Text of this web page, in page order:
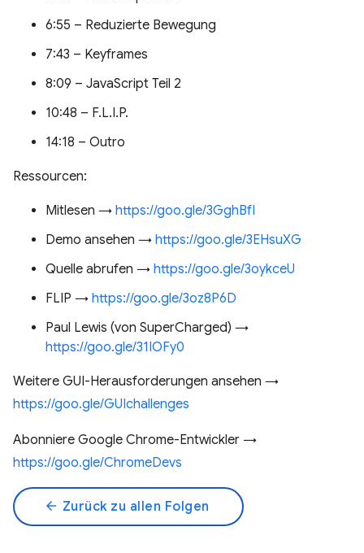
6:55 – Reduzierte Bewegung
7:43 – Keyframes
8:09 – JavaScript Teil 2
10:48 – F.L.I.P.
14:18 – Outro
Ressourcen:
Mitlesen → https://goo.gle/3GghBfI
Demo ansehen → https://goo.gle/3EHsuXG
Quelle abrufen → https://goo.gle/3oykceU
FLIP → https://goo.gle/3oz8P6D
Paul Lewis (von SuperCharged) →
https://goo.gle/31IOFy0
Weitere GUI-Herausforderungen ansehen →
https://goo.gle/GUIchallenges
Abonniere Google Chrome-Entwickler →
https://goo.gle/ChromeDevs
arrow_back Zurück zu allen Folgen